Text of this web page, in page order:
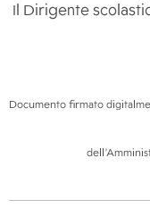
Il Dirigente
Documento firmato
dell’Amministrazione